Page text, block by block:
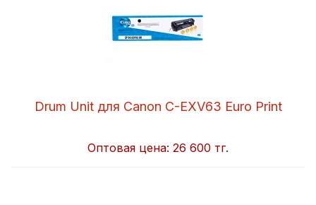
Drum Unit для Canon C-EXV63 Euro Print
Оптовая цена: 26 600 тг.